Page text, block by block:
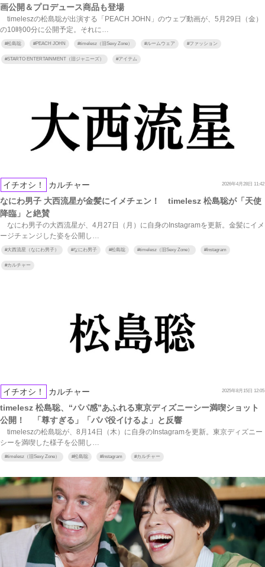
画公開＆プロデュース商品も登場
timeleszの松島聡が出演する「PEACH JOHN」のウェブ動画が、5月29日（金）
の10時00分に公開予定。それに…
#松島聡 #PEACH JOHN #timelesz（旧Sexy Zone） #ルームウェア #ファッション
#STARTO ENTERTAINMENT（旧ジャニーズ） #アイテム
イチオシ！ カルチャー 2026年4月28日 11:42
なにわ男子 大西流星が金髪にイメチェン！ timelesz 松島聡が「天使
降臨」と絶賛
なにわ男子の大西流星が、4月27日（月）に自身のInstagramを更新。金髪にイメ
ージチェンジした姿を公開し…
#大西流星（なにわ男子） #なにわ男子 #松島聡 #timelesz（旧Sexy Zone） #Instagram
#カルチャー
イチオシ！ カルチャー 2025年8月15日 12:05
timelesz 松島聡、“パパ感”あふれる東京ディズニーシー満喫ショット
公開！ 「尊すぎる」「パパ役イけるよ」と反響
timeleszの松島聡が、8月14日（木）に自身のInstagramを更新。東京ディズニー
シーを満喫した様子を公開し…
#timelesz（旧Sexy Zone） #松島聡 #Instagram #カルチャー